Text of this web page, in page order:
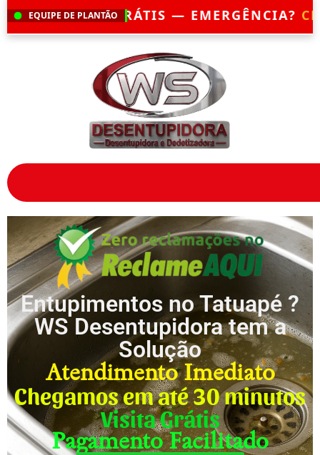
EQUIPE DE PLANTÃO
EM ATÉ 30 MINUTOS —
Entupimentos no Tatuapé ?
WS Desentupidora tem a
Solução
Atendimento Imediato
Chegamos em até 30 minutos
Visita Grátis
Pagamento Facilitado